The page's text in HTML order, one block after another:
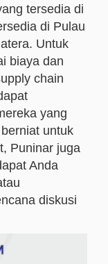
tersedia di
di Pulau
Untuk
biaya dan
chain
yang
untuk
Puninar juga
Anda
diskusi